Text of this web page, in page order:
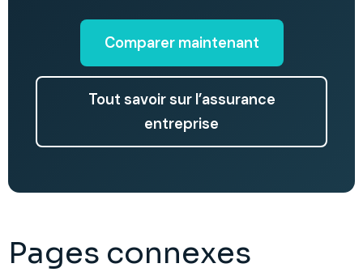
Comparer maintenant
Tout savoir sur l’assurance
entreprise
Pages connexes